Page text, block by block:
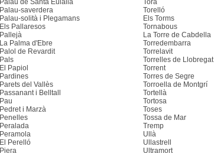
Palau de Santa Eulàlia
Palau-saverdera
Palau-solità i Plegamans
Els Pallaresos
Pallejà
La Palma d'Ebre
Palol de Revardit
Pals
El Papiol
Pardines
Parets del Vallès
Passanant i Belltall
Pau
Pedret i Marzà
Penelles
Peralada
Peramola
El Perelló
Piera
Torà
Torelló
Els Torms
Tornabous
La Torre de Cabdella
Torredembarra
Torrelavit
Torrelles de Llobregat
Torrent
Torres de Segre
Torroella de Montgrí
Tortellà
Tortosa
Toses
Tossa de Mar
Tremp
Ullà
Ullastrell
Ultramort